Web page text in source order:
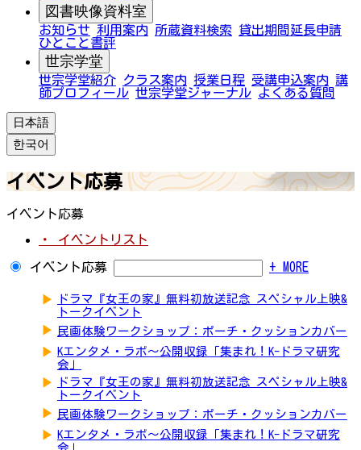
図書映像資料室
お知らせ 利用案内 所蔵資料検索
貸出期間延長申請
ひとこと書評
世宗学堂
世宗学堂紹介 クラス案内 授業日程 受講申込案内 講
師プロフィール 世宗学堂ジャーナル よくある質問
日本語
한국어
イベント応募
イベント応募
・ イベントリスト
イベント応募 + MORE
▶
ドラマ『女王の家』無料初放送記念 スペシャル上映&
トークイベント
▶ 民画体験ワークショップ：ポーチ・クッションカバー
▶ Kエンタメ・ラボ～公開収録「集まれ！K-ドラマ研究
会」
▶
ドラマ『女王の家』無料初放送記念 スペシャル上映&
トークイベント
▶ 民画体験ワークショップ：ポーチ・クッションカバー
▶ Kエンタメ・ラボ～公開収録「集まれ！K-ドラマ研究
会」